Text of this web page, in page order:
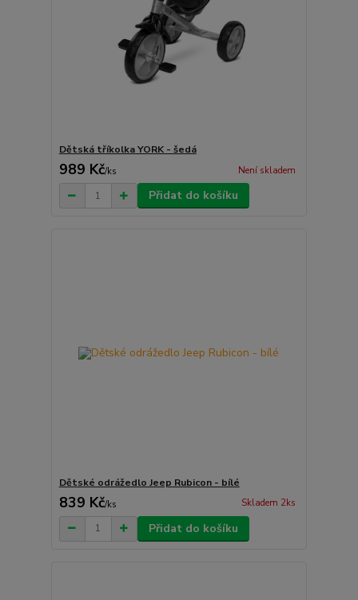
Dětská tříkolka YORK - šedá
989 Kč/ks Není skladem
Přidat do košíku
Dětské odrážedlo Jeep Rubicon - bílé
839 Kč/ks Skladem 2ks
Přidat do košíku